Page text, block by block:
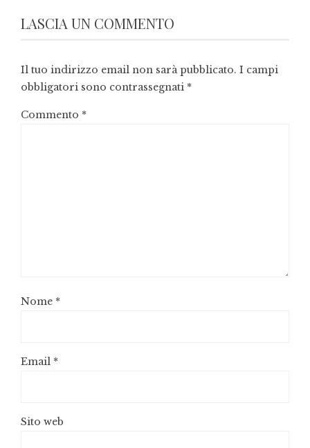
LASCIA UN COMMENTO
Il tuo indirizzo email non sarà pubblicato. I campi
obbligatori sono contrassegnati *
Commento *
Nome *
Email *
Sito web